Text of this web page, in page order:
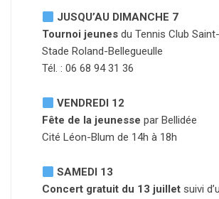
JUSQU’AU DIMANCHE 7
Tournoi jeunes du Tennis Club
Stade Roland-Bellegueulle
Tél. : 06 68 94 31 36
VENDREDI 12
Fête de la jeunesse par Bellidée
Cité Léon-Blum de 14h à 18h
SAMEDI 13
Concert gratuit du 13 juillet suivi